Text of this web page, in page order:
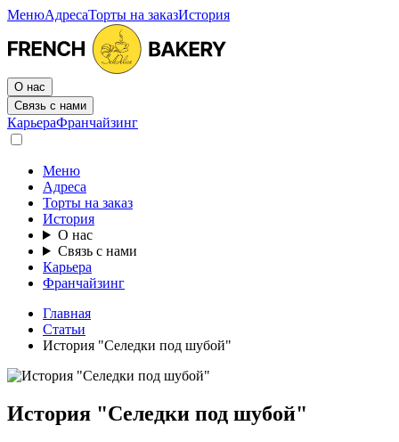
МенюАдресаТорты на заказИстория
О нас
Связь с нами
КарьераФранчайзинг
Меню
Адреса
Торты на заказ
История
О нас
Связь с нами
Карьера
Франчайзинг
Главная
Статьи
История "Селедки под шубой"
История "Селедки под шубой"